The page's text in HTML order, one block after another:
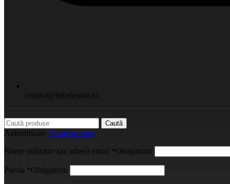
contact@bikefusion.ro
Caută
Autentificare Creați un cont
Nume utilizator sau adresă email *Obligatoriu
Parola *Obligatoriu